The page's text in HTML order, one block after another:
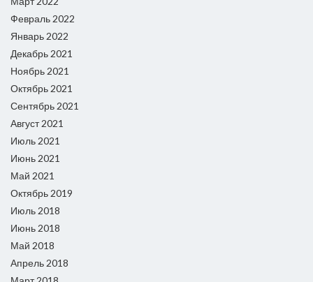
Февраль 2022
Январь 2022
Декабрь 2021
Ноябрь 2021
Октябрь 2021
Сентябрь 2021
Август 2021
Июль 2021
Июнь 2021
Май 2021
Октябрь 2019
Июль 2018
Июнь 2018
Май 2018
Апрель 2018